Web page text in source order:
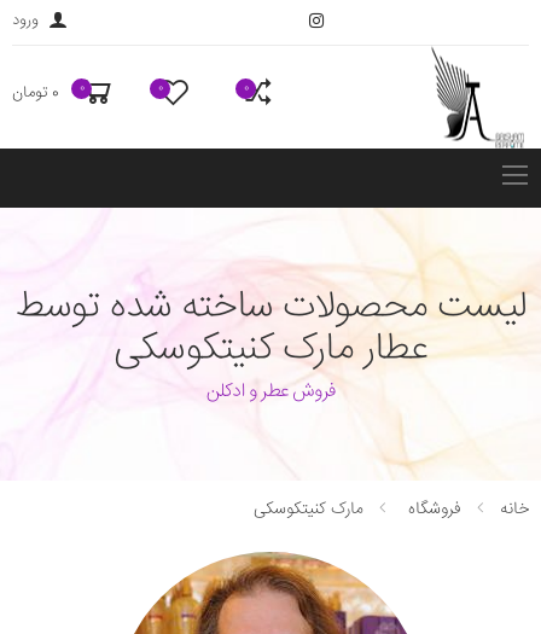
ورود
0
0
0 0 تومان
فهرست
لیست محصولات ساخته شده توسط
عطار مارک کنیتکوسکی
فروش عطر و ادکلن
خانه فروشگاه مارک کنیتکوسکی